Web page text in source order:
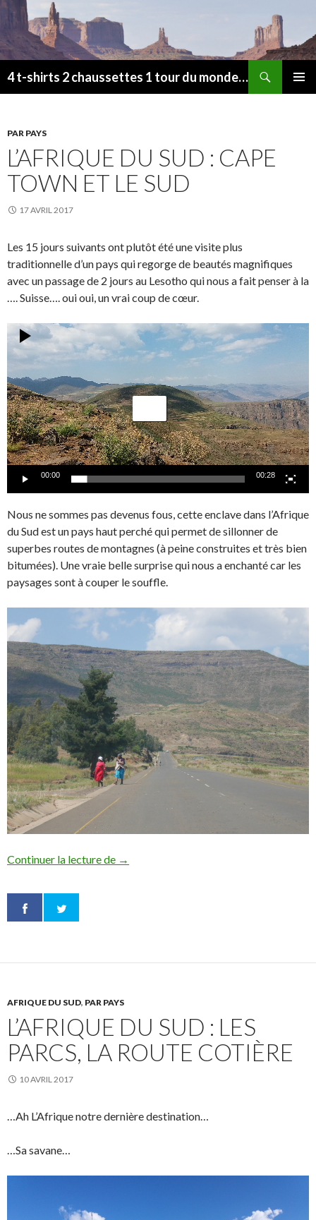
4 t-shirts 2 chaussettes 1 tour du monde en 2016-2017
PAR PAYS
L’AFRIQUE DU SUD : CAPE
TOWN ET LE SUD
17 AVRIL 2017
Les 15 jours suivants ont plutôt été une visite plus
traditionnelle d’un pays qui regorge de beautés magnifiques
avec un passage de 2 jours au Lesotho qui nous a fait penser à la
…. Suisse…. oui oui, un vrai coup de cœur.
Lecteur
vidéo
00:00 00:28
Nous ne sommes pas devenus fous, cette enclave dans l’Afrique
du Sud est un pays haut perché qui permet de sillonner de
superbes routes de montagnes (à peine construites et très bien
bitumées). Une vraie belle surprise qui nous a enchanté car les
paysages sont à couper le souffle.
Continuer la lecture de L’afrique du Sud : Cape Town et le Sud
→
AFRIQUE DU SUD, PAR PAYS
L’AFRIQUE DU SUD : LES
PARCS, LA ROUTE COTIÈRE
10 AVRIL 2017
…Ah L’Afrique notre dernière destination…
…Sa savane…